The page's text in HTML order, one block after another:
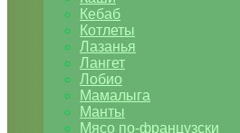
Кебаб
Котлеты
Лазанья
Лангет
Лобио
Мамалыга
Манты
Мясо по-французски